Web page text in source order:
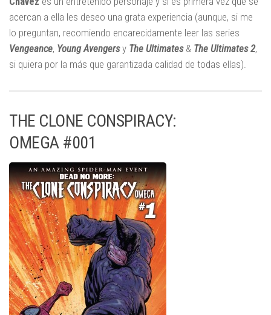
acercan a ella les deseo una grata experiencia (aunque, si me
lo preguntan, recomiendo encarecidamente leer las series
Vengeance, Young Avengersy The Ultimates& The Ultimates 2,
si quiera por la más que garantizada calidad de todas ellas).
THE CLONE CONSPIRACY:
OMEGA #001